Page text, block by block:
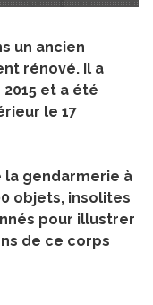
un ancien
rénové. Il a
et a été
le 17
la gendarmerie à
objets, insolites
pour illustrer
de ce corps